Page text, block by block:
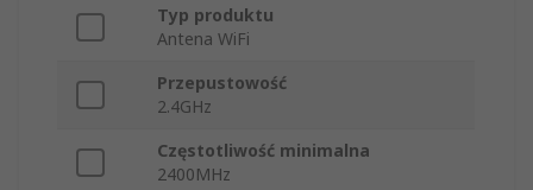
Typ produktu
Antena WiFi
Przepustowość
2.4GHz
Częstotliwość minimalna
2400MHz